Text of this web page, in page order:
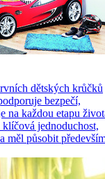
dětských krůčků
bezpečí,
na každou etapu
jednoduchost,
měl působit